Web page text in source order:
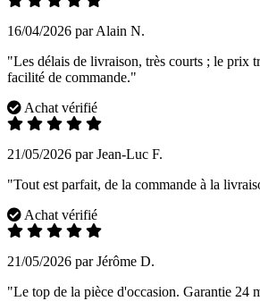
16/04/2026 par Alain N.
"Les délais de livraison, très courts ; le prix
facilité de commande."
Achat vérifié
21/05/2026 par Jean-Luc F.
"Tout est parfait, de la commande à la
Achat vérifié
21/05/2026 par Jérôme D.
"Le top de la pièce d'occasion. Garantie 24